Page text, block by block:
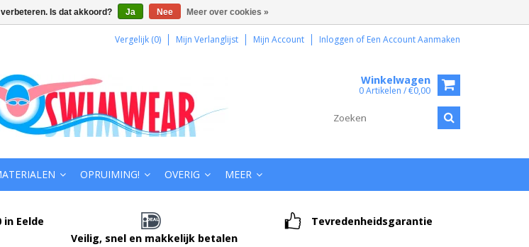
Vergelijk (0) Mijn Verlanglijst Mijn Account Inloggen of Een Account Aanmaken
Winkelwagen
0 Artikelen / €0,00
OPRUIMING! OVERIG MEER
in Eelde
Veilig, snel en makkelijk betalen
Tevredenheidsgarantie
Is dat akkoord? Ja Nee Meer over cookies »